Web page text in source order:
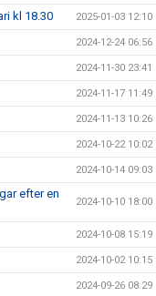
kl 18.30 2025-01-03 12:10
2024-12-24 06:56
2024-11-30 23:41
2024-11-17 11:49
2024-11-13 10:26
2024-10-22 10:02
2024-10-14 09:03
efter en
2024-10-10 18:00
2024-10-08 15:19
2024-10-02 10:15
2024-09-26 08:29